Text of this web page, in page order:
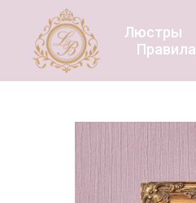
Люстры
Правила